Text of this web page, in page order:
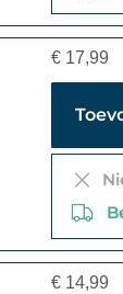
€ 17,99
€ 14,99